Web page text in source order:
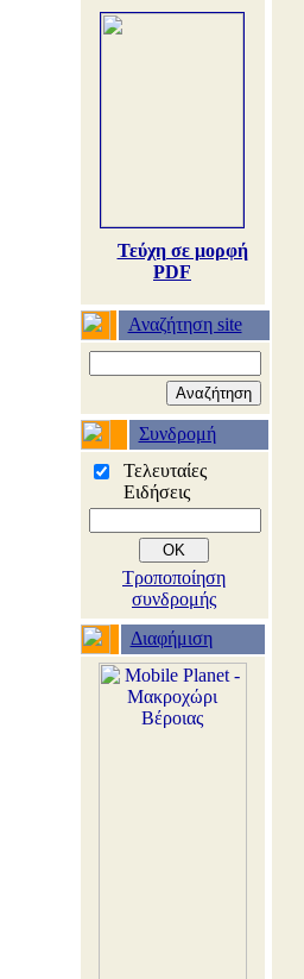
Τεύχη σε μορφή
PDF
Αναζήτηση site
Συνδρομή
Τελευταίες
Ειδήσεις
Τροποποίηση
συνδρομής
Διαφήμιση